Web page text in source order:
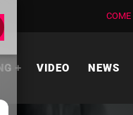
COME
VIDEO NEWS